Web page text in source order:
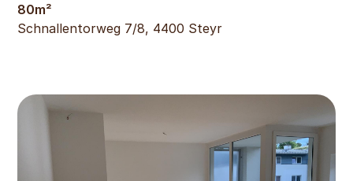
80m²
Schnallentorweg 7/8, 4400 Steyr